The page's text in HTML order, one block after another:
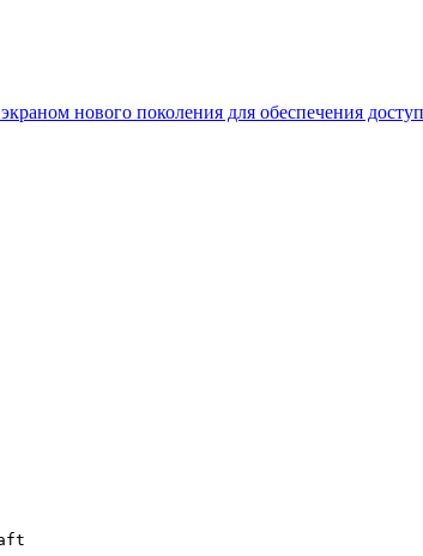
нового поколения для обеспечения